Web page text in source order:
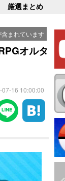
厳選まとめ
まれています
オルタ
07-16 10:00:00